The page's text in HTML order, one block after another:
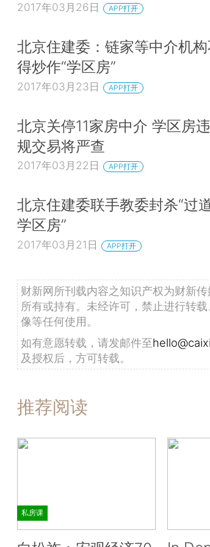
2017年03月26日 APP打开
北京住建委：链家等中介机构
得炒作“学区房”
2017年03月23日 APP打开
北京关停11家房中介 学区房违
规交易将严查
2017年03月22日 APP打开
北京住建委联手教委封杀“过
学区房”
2017年03月21日 APP打开
财新网所刊载内容之知识产权为财新
所有或持有。未经许可，禁止进行转
像等任何使用。
如有意愿转载，请发邮件至
及授权后，方可转载。
推荐阅读
私房课